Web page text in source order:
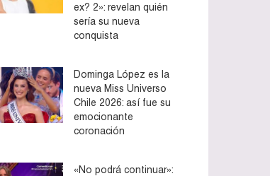
ex? 2»: revelan quién
sería su nueva
conquista
Dominga López es la
nueva Miss Universo
Chile 2026: así fue su
emocionante
coronación
«No podrá continuar»: